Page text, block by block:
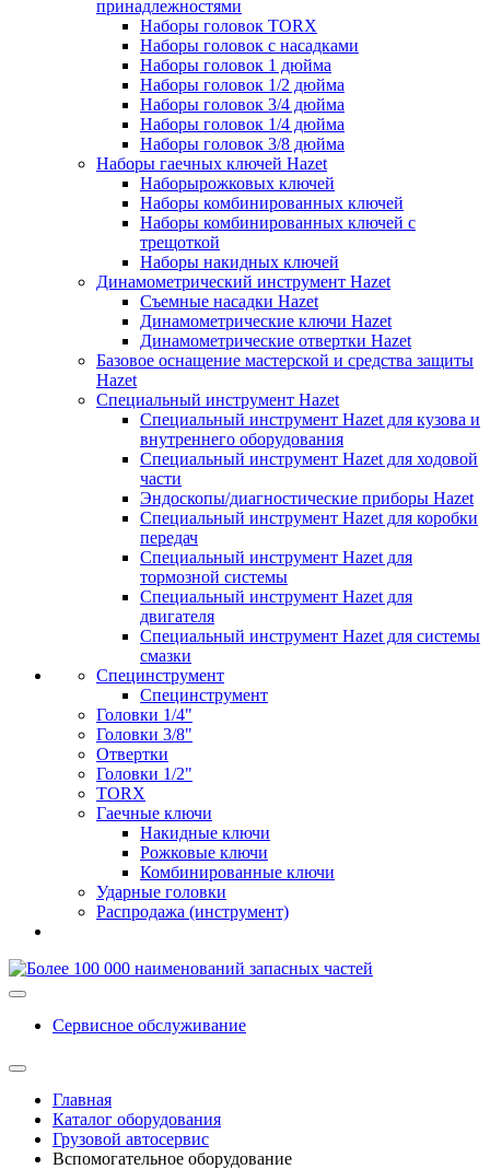
принадлежностями
Наборы головок TORX
Наборы головок с насадками
Наборы головок 1 дюйма
Наборы головок 1/2 дюйма
Наборы головок 3/4 дюйма
Наборы головок 1/4 дюйма
Наборы головок 3/8 дюйма
Наборы гаечных ключей Hazet
Наборырожковых ключей
Наборы комбинированных ключей
Наборы комбинированных ключей с
трещоткой
Наборы накидных ключей
Динамометрический инструмент Hazet
Съемные насадки Hazet
Динамометрические ключи Hazet
Динамометрические отвертки Hazet
Базовое оснащение мастерской и средства защиты
Hazet
Специальный инструмент Hazet
Специальный инструмент Hazet для кузова и
внутреннего оборудования
Специальный инструмент Hazet для ходовой
части
Эндоскопы/диагностические приборы Hazet
Специальный инструмент Hazet для коробки
передач
Специальный инструмент Hazet для
тормозной системы
Специальный инструмент Hazet для
двигателя
Специальный инструмент Hazet для системы
смазки
Специнструмент
Специнструмент
Головки 1/4"
Головки 3/8"
Отвертки
Головки 1/2"
TORX
Гаечные ключи
Накидные ключи
Рожковые ключи
Комбинированные ключи
Ударные головки
Распродажа (инструмент)
Сервисное обслуживание
Главная
Каталог оборудования
Грузовой автосервис
Вспомогательное оборудование